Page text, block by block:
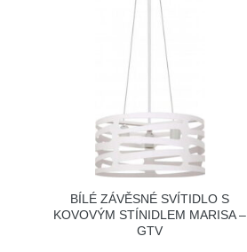
BÍLÉ ZÁVĚSNÉ SVÍTIDLO S
KOVOVÝM STÍNIDLEM MARISA –
GTV